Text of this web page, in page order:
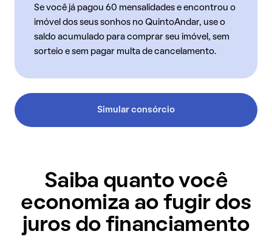
Se você já pagou 60 mensalidades e encontrou o
imóvel dos seus sonhos no QuintoAndar, use o
saldo acumulado para comprar seu imóvel, sem
sorteio e sem pagar multa de cancelamento.
Simular consórcio
Saiba quanto você
economiza ao fugir dos
juros do financiamento